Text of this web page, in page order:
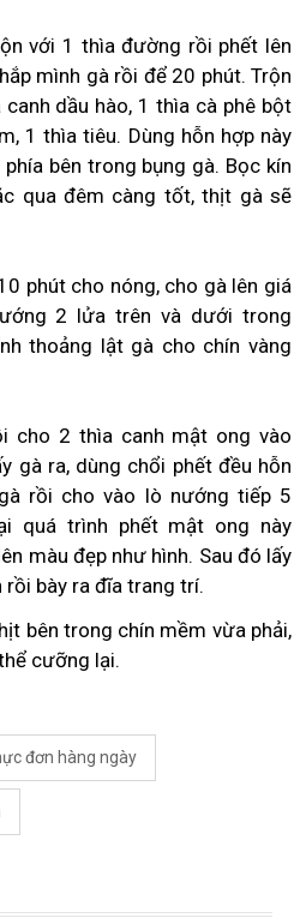
với 1 thìa đường rồi phết lên
mình gà rồi để 20 phút. Trộn
dầu hào, 1 thìa cà phê bột
1 thìa tiêu. Dùng hỗn hợp này
bên trong bụng gà. Bọc kín
qua đêm càng tốt, thịt gà sẽ
phút cho nóng, cho gà lên giá
2 lửa trên và dưới trong
thoảng lật gà cho chín vàng
cho 2 thìa canh mật ong vào
gà ra, dùng chổi phết đều hỗn
rồi cho vào lò nướng tiếp 5
quá trình phết mật ong này
màu đẹp như hình. Sau đó lấy
bày ra đĩa trang trí.
bên trong chín mềm vừa phải,
cưỡng lại.
đơn hàng ngày